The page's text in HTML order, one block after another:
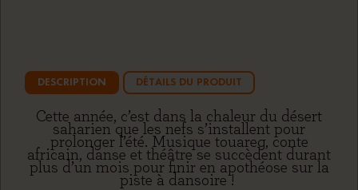
DESCRIPTION DÉTAILS DU PRODUIT
Cette année, c’est dans la chaleur du désert
saharien que les nefs s’installent pour
prolonger l’été. Musique touareg, conte
africain, danse et théâtre se succèdent durant
plus d’un mois pour finir en apothéose sur la
piste à dansoire !